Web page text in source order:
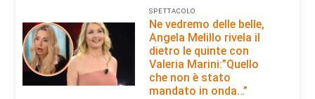
SPETTACOLO
Ne vedremo delle belle,
Angela Melillo rivela il
dietro le quinte con
Valeria Marini:”Quello
che non è stato
mandato in onda…”